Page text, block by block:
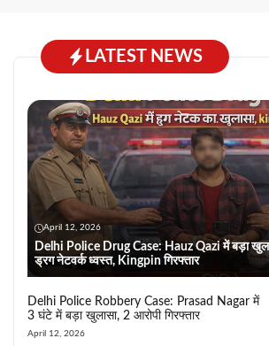
LATEST NEWS
April 12, 2026
Delhi Police Drug Case: Hauz Qazi में बड़ा
ड्रग नेटवर्क ध्वस्त, Kingpin गिरफ्तार
Delhi Police Robbery Case: Prasad Nagar में
3 घंटे में बड़ा खुलासा, 2 आरोपी गिरफ्तार
April 12, 2026